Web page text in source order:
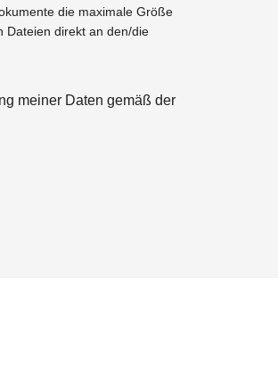
die maximale Größe
Dateien direkt an den/die
meiner Daten gemäß der